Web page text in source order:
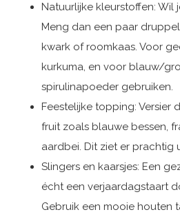
Natuurlijke kleurstoffen: Wil
Meng dan een paar
kwark of roomkaas. Voor
kurkuma, en voor blauw/
spirulinapoeder gebruiken.
Feestelijke topping: Versier
fruit zoals blauwe bessen,
aardbei. Dit ziet er prachtig
Slingers en kaarsjes: Een
écht een verjaardagstaart
Gebruik een mooie houten